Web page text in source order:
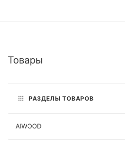
Товары
РАЗДЕЛЫ ТОВАРОВ
AIWOOD